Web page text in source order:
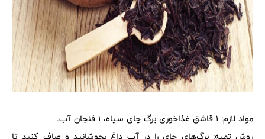
مواد لازم: 1 قاشق غذاخوری برگ چای سیاه، 1 فنجان آب.